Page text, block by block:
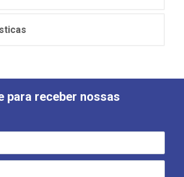
para receber nossas